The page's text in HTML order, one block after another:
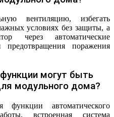
вентиляцию, избегать
условиях без защиты, а
через автоматические
поражения
могут быть
модульного дома?
функции автоматического
встроенная система